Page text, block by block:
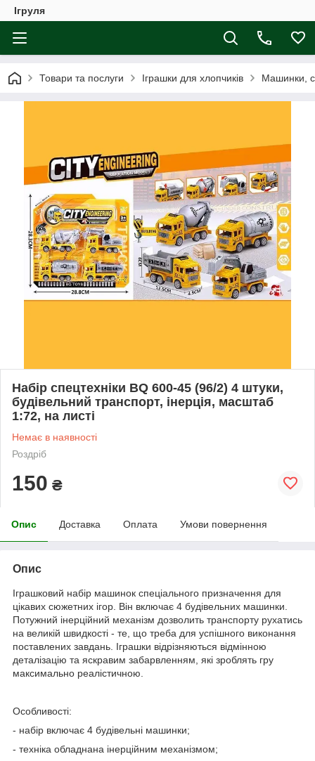
Ігруля
Товари та послуги Іграшки для хлопчиків Машинки,
Набір спецтехніки BQ 600-45 (96/2) 4 штуки,
будівельний транспорт, інерція, масштаб
1:72, на листі
Немає в наявності
Роздріб
150 ₴
Опис Доставка Оплата Умови повернення
Опис
Іграшковий набір машинок спеціального призначення для
цікавих сюжетних ігор. Він включає 4 будівельних машинки.
Потужний інерційний механізм дозволить транспорту рухатись
на великій швидкості - те, що треба для успішного виконання
поставлених завдань. Іграшки відрізняються відмінною
деталізацію та яскравим забарвленням, які зроблять гру
максимально реалістичною.
Особливості:
- набір включає 4 будівельні машинки;
- техніка обладнана інерційним механізмом;